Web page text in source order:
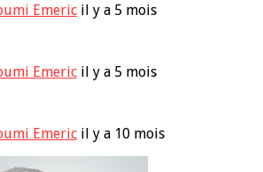
Emeric il y a 5 mois
Emeric il y a 5 mois
Emeric il y a 10 mois